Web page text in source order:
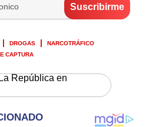
DROGAS
NARCOTRÁFICO
CAPTURA
República en